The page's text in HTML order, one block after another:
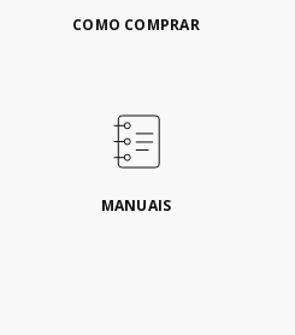
COMO COMPRAR
MANUAIS